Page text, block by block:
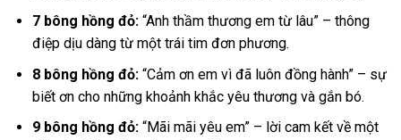
7 bông hồng đỏ:“Anh thầm thương em từ lâu” – thông
điệp dịu dàng từ một trái tim đơn phương.
8 bông hồng đỏ:“Cảm ơn em vì đã luôn đồng hành” – sự
biết ơn cho những khoảnh khắc yêu thương và gắn bó.
9 bông hồng đỏ:“Mãi mãi yêu em” – lời cam kết về một